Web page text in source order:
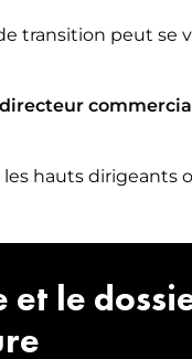
transition peut se
directeur
les hauts dirigeants
le